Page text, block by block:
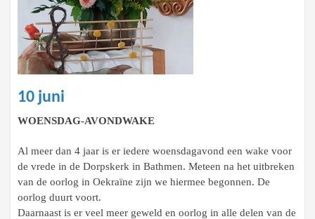
10 juni
WOENSDAG-AVONDWAKE
Al meer dan 4 jaar is er iedere woensdagavond een wake voor
de vrede in de Dorpskerk in Bathmen. Meteen na het uitbreken
van de oorlog in Oekraïne zijn we hiermee begonnen. De
oorlog duurt voort.
Daarnaast is er veel meer geweld en oorlog in alle delen van de